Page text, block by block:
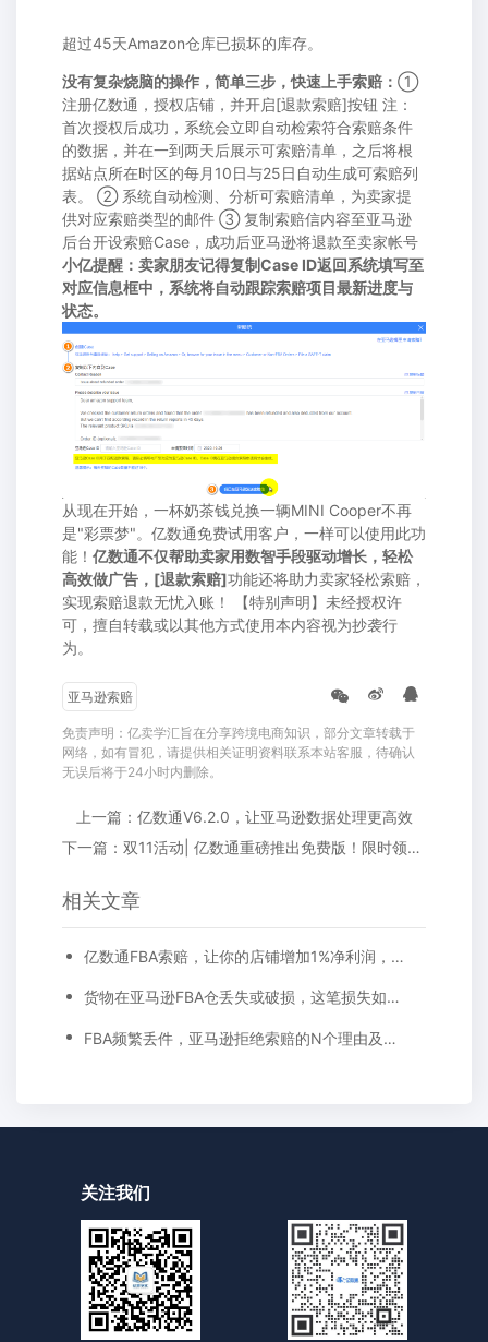
超过45天Amazon仓库已损坏的库存。
没有复杂烧脑的操作，简单三步，快速上手索赔： ①
注册亿数通，授权店铺，并开启[退款索赔]按钮 注：
首次授权后成功，系统会立即自动检索符合索赔条件
的数据，并在一到两天后展示可索赔清单，之后将根
据站点所在时区的每月10日与25日自动生成可索赔列
表。 ② 系统自动检测、分析可索赔清单，为卖家提
供对应索赔类型的邮件 ③ 复制索赔信内容至亚马逊
后台开设索赔Case，成功后亚马逊将退款至卖家帐号
小亿提醒：卖家朋友记得复制Case ID返回系统填写至
对应信息框中，系统将自动跟踪索赔项目最新进度与
状态。
从现在开始，一杯奶茶钱兑换一辆MINI Cooper不再
是"彩票梦"。亿数通免费试用客户，一样可以使用此功
能！ 亿数通不仅帮助卖家用数智手段驱动增长，轻松
高效做广告，[退款索赔]功能还将助力卖家轻松索赔，
实现索赔退款无忧入账！ 【特别声明】未经授权许
可，擅自转载或以其他方式使用本内容视为抄袭行
为。
亚马逊索赔
免责声明：亿卖学汇旨在分享跨境电商知识，部分文章转载于
网络，如有冒犯，请提供相关证明资料联系本站客服，待确认
无误后将于24小时内删除。
上一篇：亿数通V6.2.0，让亚马逊数据处理更高效
下一篇：双11活动| 亿数通重磅推出免费版！限时领取！
相关文章
亿数通FBA索赔，让你的店铺增加1%净利润，附亚马逊索赔步骤截图详解
货物在亚马逊FBA仓丢失或破损，这笔损失如何向亚马逊索赔?
FBA频繁丢件，亚马逊拒绝索赔的N个理由及应对方法!
关注我们